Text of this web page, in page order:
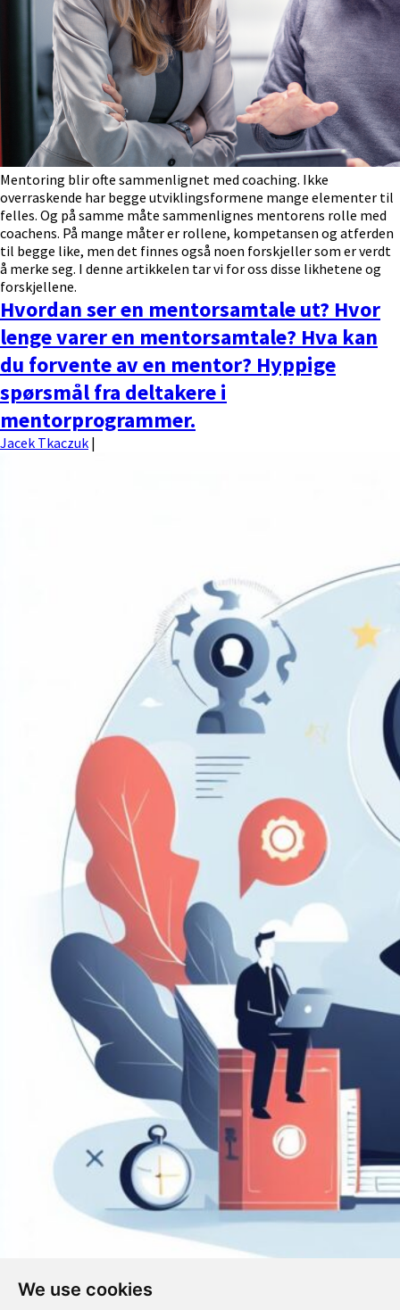
We use cookies
Mentoring blir ofte sammenlignet med coaching. Ikke
overraskende har begge utviklingsformene mange elementer til
felles. Og på samme måte sammenlignes mentorens rolle med
coachens. På mange måter er rollene, kompetansen og atferden
til begge like, men det finnes også noen forskjeller som er verdt
å merke seg. I denne artikkelen tar vi for oss disse likhetene og
forskjellene.
Hvordan ser en mentorsamtale ut? Hvor
lenge varer en mentorsamtale? Hva kan
du forvente av en mentor? Hyppige
spørsmål fra deltakere i
mentorprogrammer.
Jacek Tkaczuk |